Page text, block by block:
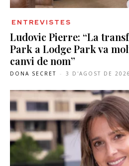
ENTREVISTES
Ludovic Pierre: “La
Park a Lodge Park va
canvi de nom”
DONA SECRET - 3 D'AGOST DE 2026